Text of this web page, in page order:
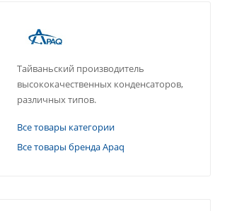
Тайваньский производитель
высококачественных конденсаторов,
различных типов.
Все товары категории
Все товары бренда Apaq